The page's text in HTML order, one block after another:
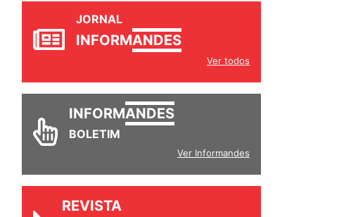
JORNAL
Ver todos
INFORM
Ver Informandes